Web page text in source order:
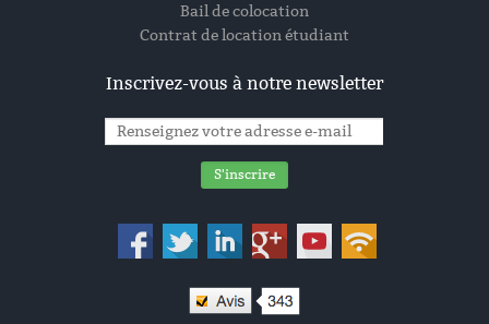
Bail de colocation
Contrat de location étudiant
Inscrivez-vous à notre newsletter